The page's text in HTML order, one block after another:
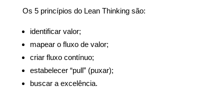
Os 5 princípios do Lean Thinking são:
identificar valor;
mapear o fluxo de valor;
criar fluxo contínuo;
estabelecer “pull” (puxar);
buscar a excelência.